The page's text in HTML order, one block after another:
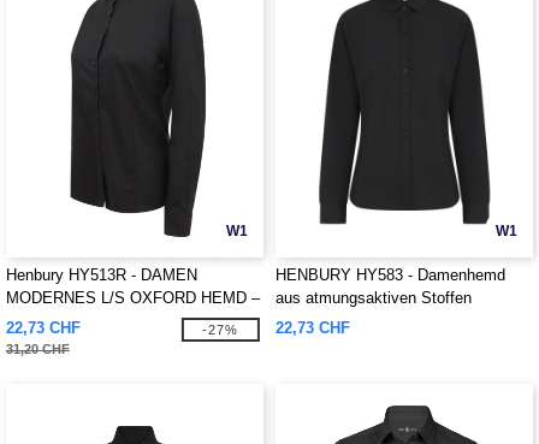
W1
Henbury HY513R - DAMEN
MODERNES L/S OXFORD HEMD –
REGULAR FIT
22,73 CHF
31,20 CHF
-27%
W1
HENBURY HY583 - Damenhemd
aus atmungsaktiven Stoffen
22,73 CHF